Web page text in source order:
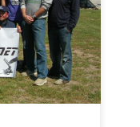
le pagine
quel poco
un sito tutto […]